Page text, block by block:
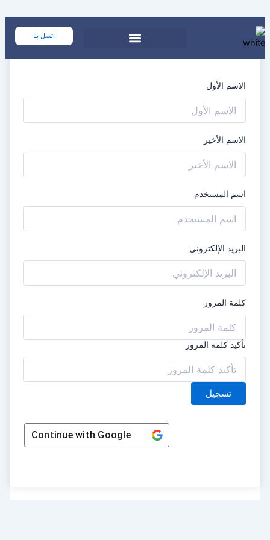
المحتوى
اتصل بنا
الاسم الأول
الاسم الأخير
اسم المستخدم
البريد الإلكتروني
كلمة المرور
تأكيد كلمة المرور
تسجيل
Continue with Google